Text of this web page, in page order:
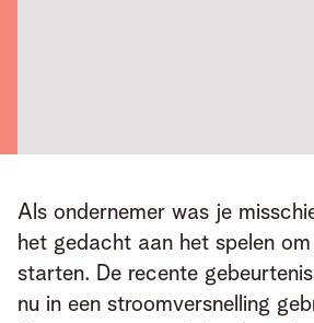
Als ondernemer was je
het gedacht aan het spelen
starten. De recente
nu in een stroomversnelling